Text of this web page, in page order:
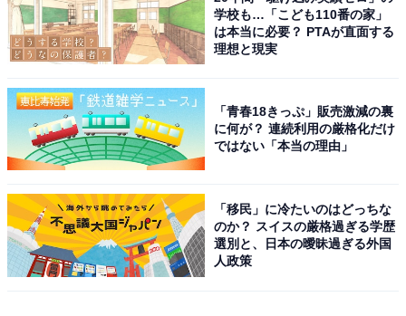
学校も…「こども110番の家」
は本当に必要？ PTAが直面する
理想と現実
「青春18きっぷ」販売激減の裏
に何が？ 連続利用の厳格化だけ
ではない「本当の理由」
「移民」に冷たいのはどっちな
のか？ スイスの厳格過ぎる学歴
選別と、日本の曖昧過ぎる外国
人政策